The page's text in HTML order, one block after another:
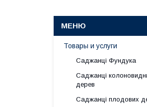
Товары и услуги
Саджанці Фундука
Саджанці
дерев
Саджанці плодових